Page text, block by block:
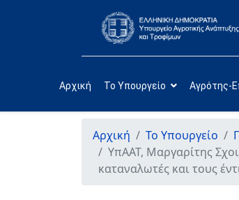
Αρχική Το Υπουργείο Αγρότης-
Αρχική Το Υπουργείο
ΥπΑΑΤ, Μαργαρίτης
καταναλωτές και τους